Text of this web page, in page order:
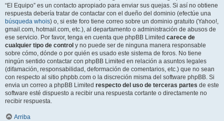
“El Equipo” es un contacto apropiado para enviar sus quejas. Si así no obtiene
respuesta debería tratar de contactar con el dueño del dominio (efectúe una
búsqueda whois) o, si este foro tiene correo sobre un dominio gratuito (Yahoo!,
gmail.com, hotmail.com, etc.), al departamento o administración de abusos de
ese servicio. Por favor, tenga en cuenta que phpBB Limited carece de
cualquier tipo de control y no puede ser de ninguna manera responsable
sobre cómo, dónde o por quién es usado este sistema de foros. No tiene
ningún sentido contactar con phpBB Limited en relación a asuntos legales
(difamación, responsabilidad, deformación de comentarios, etc.) que no sean
con respecto al sitio phpbb.com o la discreción misma del software phpBB. Si
envia un correo a phpBB Limited respecto del uso de terceras partes de este
software esté dispuesto a recibir una respuesta cortante o directamente no
recibir respuesta.
Arriba